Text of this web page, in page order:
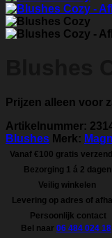
Prijzen alleen voor
Artikelnummer:
Blushes Merk:
Vanaf €100 gratis
Bezorging 1 á 2 dagen
Veilig winkelen
Levering op adres of
Persoonlijk contact
Bel naar 06 484 024 18